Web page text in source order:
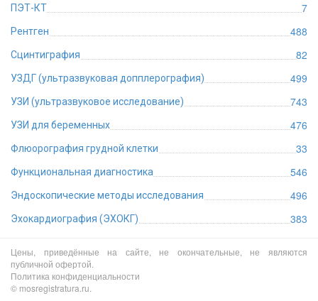
ПЭТ-КТ 7
Рентген 488
Сцинтиграфия 82
УЗДГ (ультразвуковая допплерография) 499
УЗИ (ультразвуковое исследование) 743
УЗИ для беременных 476
Флюорография грудной клетки 33
Функциональная диагностика 546
Эндоскопические методы исследования 496
Эхокардиография (ЭХОКГ) 383
Цены, приведённые на сайте, не окончательные, не являются
публичной офертой.
Политика конфиденциальности
© mosregistratura.ru.